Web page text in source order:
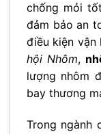
chống mỏi
đảm bảo an
điều kiện vận
hội Nhôm,
lượng nhôm
bay thương
Trong ngành